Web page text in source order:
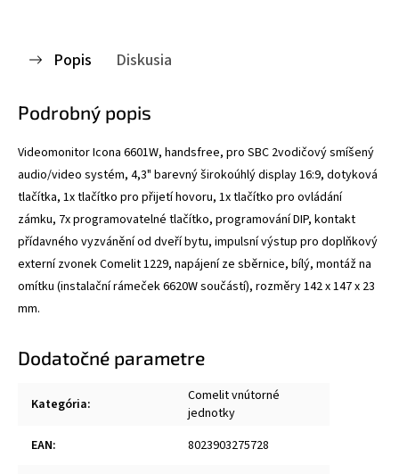
Popis Diskusia
Podrobný popis
Videomonitor Icona 6601W, handsfree, pro SBC 2vodičový smíšený
audio/video systém, 4,3" barevný širokoúhlý display 16:9, dotyková
tlačítka, 1x tlačítko pro přijetí hovoru, 1x tlačítko pro ovládání
zámku, 7x programovatelné tlačítko, programování DIP, kontakt
přídavného vyzvánění od dveří bytu, impulsní výstup pro doplňkový
externí zvonek Comelit 1229, napájení ze sběrnice, bílý, montáž na
omítku (instalační rámeček 6620W součástí), rozměry 142 x 147 x 23
mm.
Dodatočné parametre
Kategória:
Comelit vnútorné
jednotky
EAN: 8023903275728